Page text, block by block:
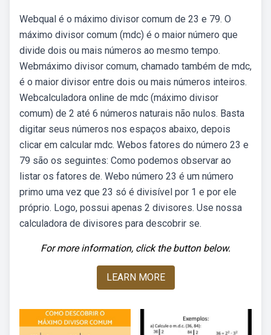
Webqual é o máximo divisor comum de 23 e 79. O
máximo divisor comum (mdc) é o maior número que
divide dois ou mais números ao mesmo tempo.
Webmáximo divisor comum, chamado também de mdc,
é o maior divisor entre dois ou mais números inteiros.
Webcalculadora online de mdc (máximo divisor
comum) de 2 até 6 números naturais não nulos. Basta
digitar seus números nos espaços abaixo, depois
clicar em calcular mdc. Webos fatores do número 23 e
79 são os seguintes: Como podemos observar ao
listar os fatores de. Webo número 23 é um número
primo uma vez que 23 só é divisível por 1 e por ele
próprio. Logo, possui apenas 2 divisores. Use nossa
calculadora de divisores para descobrir se.
For more information, click the button below.
LEARN MORE